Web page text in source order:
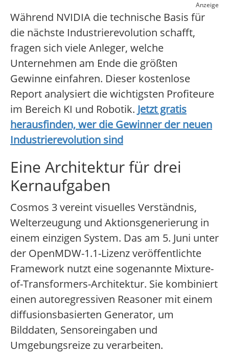
Anzeige
Während NVIDIA die technische Basis für
die nächste Industrierevolution schafft,
fragen sich viele Anleger, welche
Unternehmen am Ende die größten
Gewinne einfahren. Dieser kostenlose
Report analysiert die wichtigsten Profiteure
im Bereich KI und Robotik. Jetzt gratis
herausfinden, wer die Gewinner der neuen
Industrierevolution sind
Eine Architektur für drei
Kernaufgaben
Cosmos 3 vereint visuelles Verständnis,
Welterzeugung und Aktionsgenerierung in
einem einzigen System. Das am 5. Juni unter
der OpenMDW-1.1-Lizenz veröffentlichte
Framework nutzt eine sogenannte Mixture-
of-Transformers-Architektur. Sie kombiniert
einen autoregressiven Reasoner mit einem
diffusionsbasierten Generator, um
Bilddaten, Sensoreingaben und
Umgebungsreize zu verarbeiten.